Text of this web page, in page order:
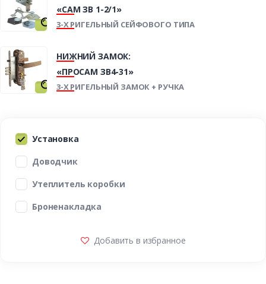
«САМ ЗВ 1-2/1»
3-Х РИГЕЛЬНЫЙ СЕЙФОВОГО ТИПА
НИЖНИЙ ЗАМОК:
«ПРОСАМ ЗВ4-31»
3-Х РИГЕЛЬНЫЙ ЗАМОК + РУЧКА
Установка
Доводчик
Утеплитель коробки
Броненакладка
Добавить в избранное